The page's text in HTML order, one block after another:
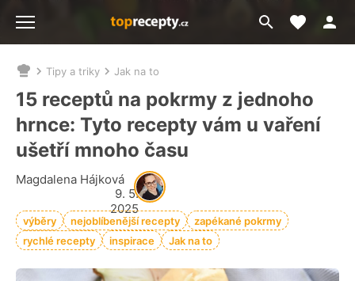
Přejít
na
Moje
Nacházíte
se
zde:
Tipy a triky Jak na to
15 receptů na pokrmy z jednoho
hrnce: Tyto recepty vám u vaření
ušetří mnoho času
Magdalena Hájková
9. 5.
2025
výběry nejoblíbenější recepty
zapékané pokrmy
rychlé recepty
inspirace Jak na to